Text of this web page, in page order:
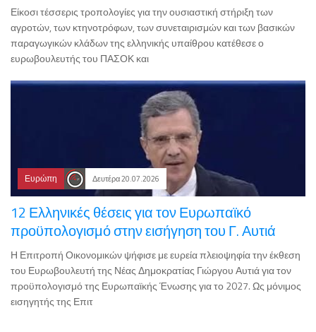
Είκοσι τέσσερις τροπολογίες για την ουσιαστική στήριξη των
αγροτών, των κτηνοτρόφων, των συνεταιρισμών και των βασικών
παραγωγικών κλάδων της ελληνικής υπαίθρου κατέθεσε ο
ευρωβουλευτής του ΠΑΣΟΚ και
Ευρώπη Δευτέρα 20.07.2026
12 Ελληνικές θέσεις για τον Ευρωπαϊκό
προϋπολογισμό στην εισήγηση του Γ. Αυτιά
Η Επιτροπή Οικονομικών ψήφισε με ευρεία πλειοψηφία την έκθεση
του Ευρωβουλευτή της Νέας Δημοκρατίας Γιώργου Αυτιά για τον
προϋπολογισμό της Ευρωπαϊκής Ένωσης για το 2027. Ως μόνιμος
εισηγητής της Επιτ